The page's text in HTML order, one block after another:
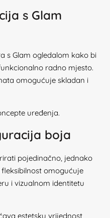
s Glam
s Glam ogledalom kako bi
radno mjesto.
omogućuje skladan i
uređenja.
boja
pojedinačno, jednako
omogućuje
i vizualnom identitetu
estetsku vrijednost